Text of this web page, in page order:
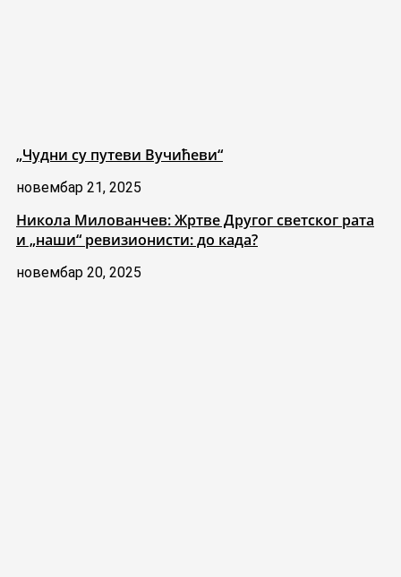
„Чудни су путеви Вучићеви“
новембар 21, 2025
Никола Милованчев: Жртве Другог светског рата
и „наши“ ревизионисти: до када?
новембар 20, 2025